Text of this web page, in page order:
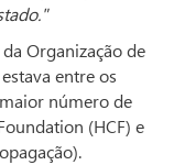
Organização de
entre os
número de
(HCF) e